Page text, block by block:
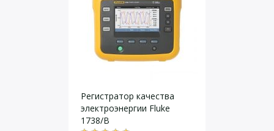
Регистратор качества
электроэнергии Fluke
1738/B